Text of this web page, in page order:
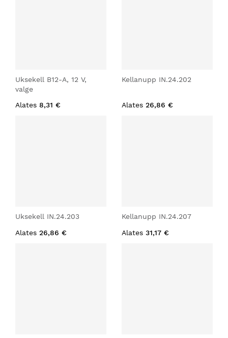
Uksekell B12-A, 12 V,
valge
Alates 8,31 €
Kellanupp IN.24.202
Alates 26,86 €
Uksekell IN.24.203
Alates 26,86 €
Kellanupp IN.24.207
Alates 31,17 €